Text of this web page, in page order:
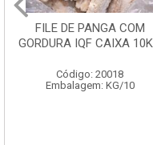
FILE DE PANGA SEMI
APARADO PACOTE 1KG
Código: 20019
Embalagem: KG/10